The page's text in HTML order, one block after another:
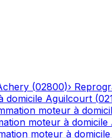
(02800)›
domicile Aguilcourt (
moteur à
moteur à domicile
moteur à domicile